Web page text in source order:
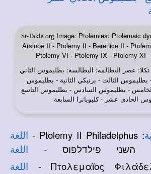
St-Takla.org Image: Ptolemies: Ptolemaic
Arsinoe II - Ptolemy II - Berenice II -
Ptolemy VI - Ptolemy IX - Ptolemy XI
: عصر البطالمة: البطالسة: بطليموس الثاني
- بطليموس الثالث - برنيكي الثانية - بطليموس
- بطليموس السادس - بطليموس التاسع
الحادي عشر - كليوباترا السابعة
: Ptolemy II Philadelphus -
اللغة
השני פילדלפוס -
اللغة
اللغة